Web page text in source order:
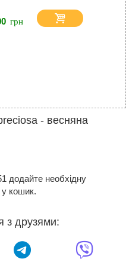
- весняна
додайте необхідну
у кошик.
з друзями: